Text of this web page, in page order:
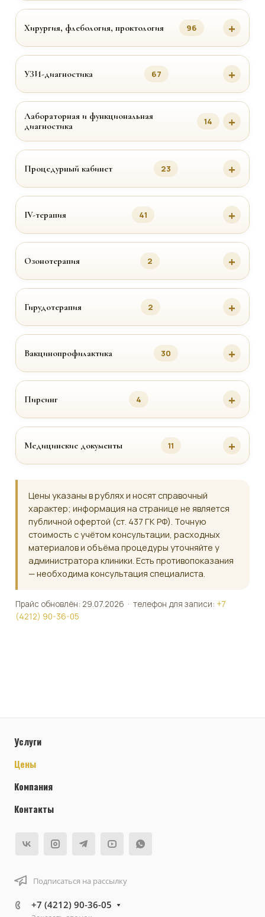
Хирургия, флебология, проктология 96
УЗИ-диагностика 67
Лабораторная и функциональная
диагностика
14
Процедурный кабинет 23
IV-терапия 41
Озонотерапия 2
Гирудотерапия 2
Вакцинопрофилактика 30
Пирсинг 4
Медицинские документы 11
Цены указаны в рублях и носят справочный
характер; информация на странице не является
публичной офертой (ст. 437 ГК РФ). Точную
стоимость с учётом консультации, расходных
материалов и объёма процедуры уточняйте у
администратора клиники. Есть противопоказания
— необходима консультация специалиста.
Прайс обновлён: 29.07.2026 · телефон для записи: +7
(4212) 90-36-05
Услуги
Цены
Компания
Контакты
Подписаться на рассылку
+7 (4212) 90-36-05